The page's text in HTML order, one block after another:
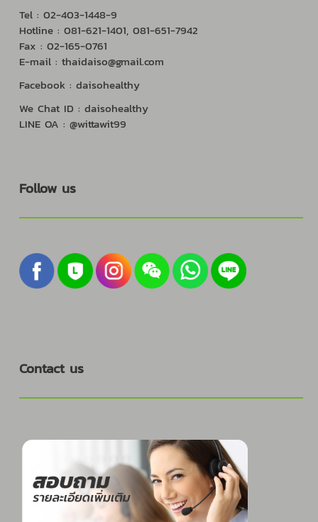
Tel : 02-403-1448-9
Hotline : 081-621-1401, 081-651-7942
Fax : 02-165-0761
E-mail : thaidaiso@gmail.com
Facebook : daisohealthy
We Chat ID : daisohealthy
LINE OA : @wittawit99
Follow us
Contact us